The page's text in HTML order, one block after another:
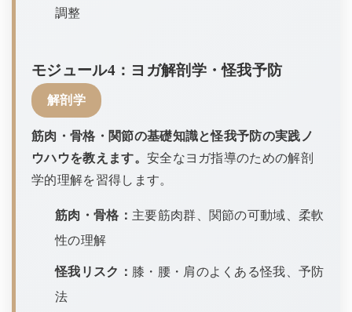
調整
モジュール4：ヨガ解剖学・怪我予防
解剖学
筋肉・骨格・関節の基礎知識と怪我予防の実践ノ
ウハウを教えます。 安全なヨガ指導のための解剖
学的理解を習得します。
筋肉・骨格： 主要筋肉群、関節の可動域、柔軟
性の理解
怪我リスク： 膝・腰・肩のよくある怪我、予防
法